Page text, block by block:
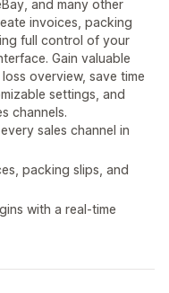
and many other
invoices, packing
full control of your
Gain valuable
overview, save time
settings, and
channels.
sales channel in
packing slips, and
with a real-time